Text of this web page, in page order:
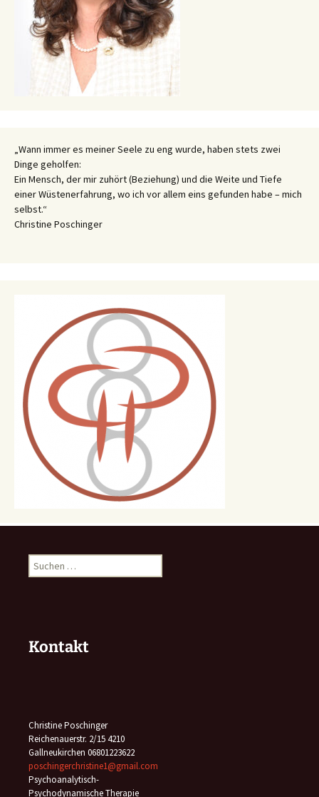
„Wann immer es meiner Seele zu eng wurde, haben stets zwei
Dinge geholfen:
Ein Mensch, der mir zuhört (Beziehung) und die Weite und Tiefe
einer Wüstenerfahrung, wo ich vor allem eins gefunden habe – mich
selbst.“
Christine Poschinger
Suchen
nach:
Kontakt
Christine Poschinger
Reichenauerstr. 2/15 4210
Gallneukirchen 06801223622
poschingerchristine1@gmail.com
Psychoanalytisch-
Psychodynamische Therapie